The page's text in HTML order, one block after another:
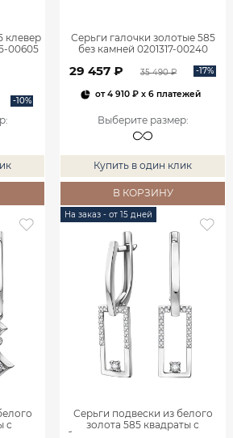
клевер
00605
-10%
:
Серьги галочки золотые 585
без камней 0201317-00240
29 457 ₽ 35 490 ₽ -17%
от4 910 ₽x 6 платежей
Выберите размер:
Купить в один клик
В КОРЗИНУ
с
На заказ - от 15 дней
Серьги подвески из белого
золота 585 квадраты с